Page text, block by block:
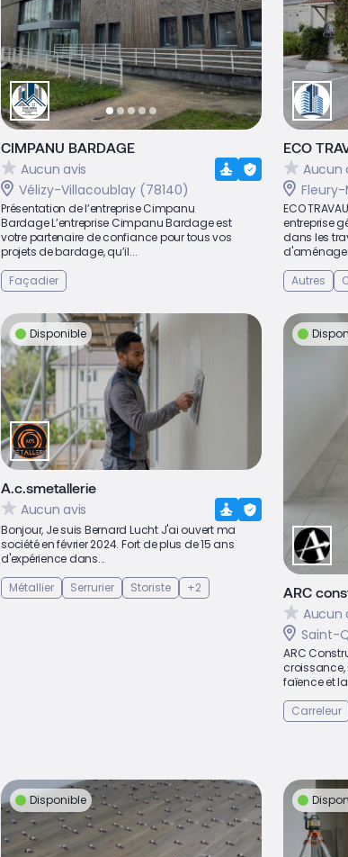
CIMPANU BARDAGE
Aucun avis
Vélizy-Villacoublay (78140)
Présentation de l’entreprise Cimpanu
Bardage L’entreprise Cimpanu Bardage est
votre partenaire de confiance pour tous vos
projets de bardage, qu’il...
Façadier
ECO
Aucun
Fleury-
ECO
entreprise
dans les
Autres
Disponible
A.c.smetallerie
Aucun avis
Bonjour, Je suis Bernard Lucht J'ai ouvert ma
société en février 2024. Fort de plus de 15 ans
d'expérience dans...
Métallier
Serrurier Storiste +2 ARC
Aucun
Saint-
ARC
faïence et
Carreleur
Disponible